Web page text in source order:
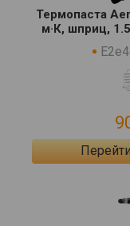
Термопаста
м·К, шприц,